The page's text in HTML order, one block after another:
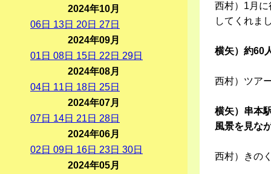
西村）1月
してくれま
横矢）約60
西村）ツア
横矢）串本
風景を見な
西村）きの
2024年10月
06日 13日 20日 27日
2024年09月
01 日 08日 15日 22 日 29日
2024年08月
04日 11 日 18日 25日
2024年07月
07日 14日 21 日 28日
2024年06月
02 日 09日 16日 23日 30日
2024年05月